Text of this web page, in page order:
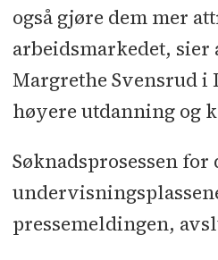
også gjøre dem mer
arbeidsmarkedet,
Margrethe Svensrud i
høyere utdanning og
Søknadsprosessen for
pressemeldingen,